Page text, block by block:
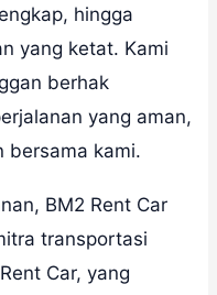
hingga
yang ketat. Kami
berhak
yang aman,
bersama kami.
BM2 Rent Car
transportasi
Car, yang